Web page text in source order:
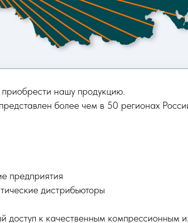
нашу продукцию.
более чем в 50 регионах
предприятия
дистрибьюторы
к качественным компрессионным